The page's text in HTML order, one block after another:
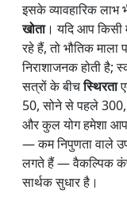
इसके व्यावहारिक
खोता। यदि आप किसी
रहे हैं, तो भौतिक
निराशाजनक होती है;
सत्रों के बीचस्थिरता
50, सोने से पहले
और कुल योग हमेशा
— कम निपुणता वाले
लगते हैं — वैकल्पिक
सार्थक सुधार है।